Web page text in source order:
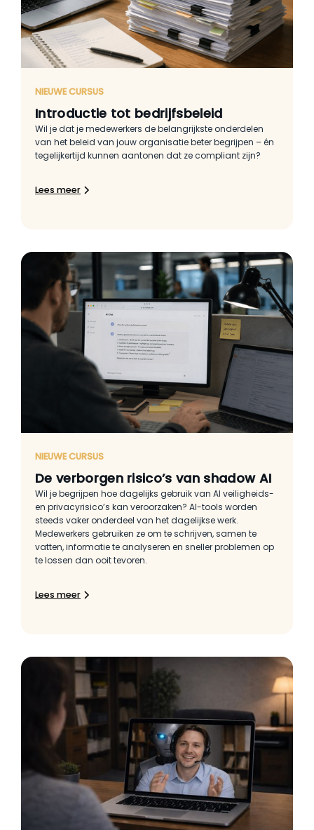
NIEUWE CURSUS
Introductie tot bedrijfsbeleid
Wil je dat je medewerkers de belangrijkste onderdelen
van het beleid van jouw organisatie beter begrijpen – én
tegelijkertijd kunnen aantonen dat ze compliant zijn?
Lees meer
NIEUWE CURSUS
De verborgen risico’s van shadow AI
Wil je begrijpen hoe dagelijks gebruik van AI veiligheids-
en privacyrisico’s kan veroorzaken? AI-tools worden
steeds vaker onderdeel van het dagelijkse werk.
Medewerkers gebruiken ze om te schrijven, samen te
vatten, informatie te analyseren en sneller problemen op
te lossen dan ooit tevoren.
Lees meer